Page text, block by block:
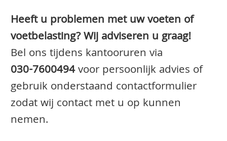
Heeft u problemen met uw voeten of
voetbelasting? Wij adviseren u graag!
Bel ons tijdens kantooruren via
030-7600494voor persoonlijk advies of
gebruik onderstaand contactformulier
zodat wij contact met u op kunnen
nemen.